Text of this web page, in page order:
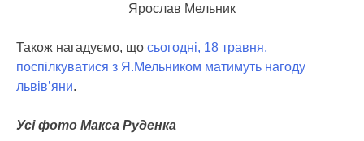
Ярослав Мельник
Також нагадуємо, що сьогодні, 18 травня,
поспілкуватися з Я.Мельником матимуть нагоду
львів’яни.
Усі фото Макса Руденка